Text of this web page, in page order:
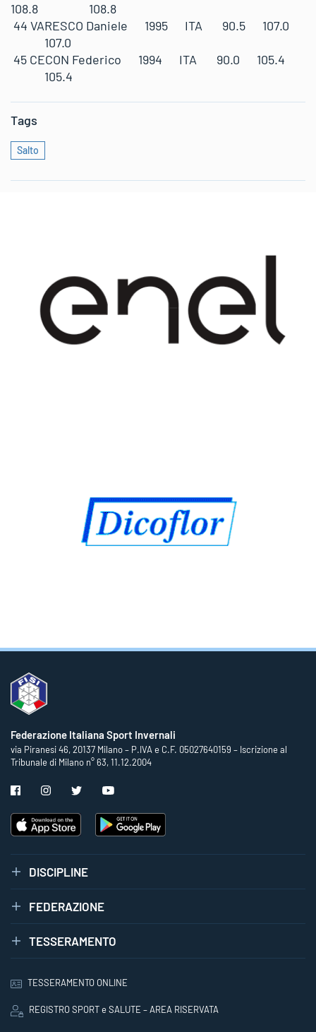
108.8 108.8
44 VARESCO Daniele 1995 ITA 90.5 107.0
107.0
45 CECON Federico 1994 ITA 90.0 105.4
105.4
Tags
Salto
Federazione Italiana Sport Invernali
via Piranesi 46, 20137 Milano – P.IVA e C.F. 05027640159 – Iscrizione al
Tribunale di Milano n° 63, 11.12.2004
DISCIPLINE
FEDERAZIONE
TESSERAMENTO
TESSERAMENTO ONLINE
REGISTRO SPORT e SALUTE – AREA RISERVATA